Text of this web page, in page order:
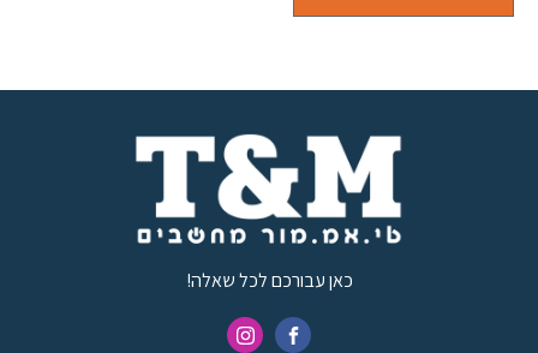
כאן עבורכם לכל שאלה!